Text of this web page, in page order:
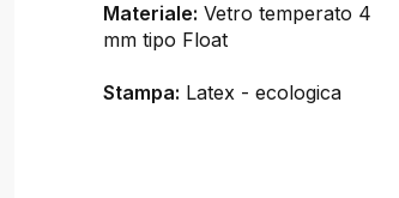
Materiale: Vetro temperato 4
mm tipo Float
Stampa: Latex - ecologica